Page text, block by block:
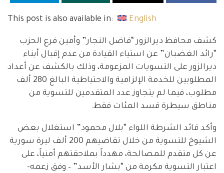
This post is also available in: English
كشف محافظ ديرالزور “فاضل النجار” وأمين فرع الحزب
“رائد الغضبان” عن استياء القيادة من عدم إقبال أبناء
ديرالزور على التسويات المزعومة، وذلك بالكشف عن أعداد
المطلوبين للخدمة الإلزامية والاحتياطية البالغ 280 ألف
مطلوب، فيما لم يتجاوز عدد المتقدمين للتسوية من
مناطق سيطرة قسد المئات فقط.
وأكد قائد الشرطة اللواء “بلال محمود” استغلال بعض
الشيوخ للتسوية من خلال تقاضيهم 200 ألف ليرة سورية
عن كل متقدم للمصالحة، مهدداً بملاحقتهم أمنياً، على
اعتبار التسوية مكرمة من “بشار الأسد” – وفق زعمه-